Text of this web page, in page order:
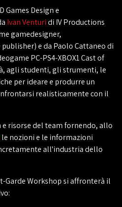
Games Design e
Ivan Venturidi IV Productions
gamedesigner,
e da Paolo Cattaneo di
PC-PS4-XBOX1 Cast of
agli studenti, gli strumenti, le
per ideare e produrre un
realisticamente con il
e risorse del team fornendo, allo
le nozioni e le informazioni
all'industria dello
Garde Workshop si affronterà il